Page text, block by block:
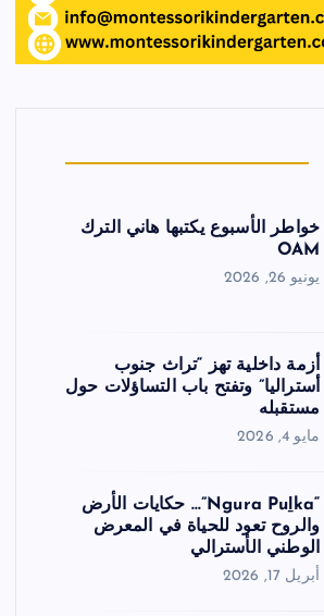
خواطر الأسبوع يكتبها هاني الترك
OAM
يونيو 26, 2026
أزمة داخلية تهز “تراث جنوب
أستراليا” وتفتح باب التساؤلات حول
مستقبله
مايو 4, 2026
“Ngura Puḻka”… حكايات الأرض
والروح تعود للحياة في المعرض
الوطني الأسترالي
أبريل 17, 2026